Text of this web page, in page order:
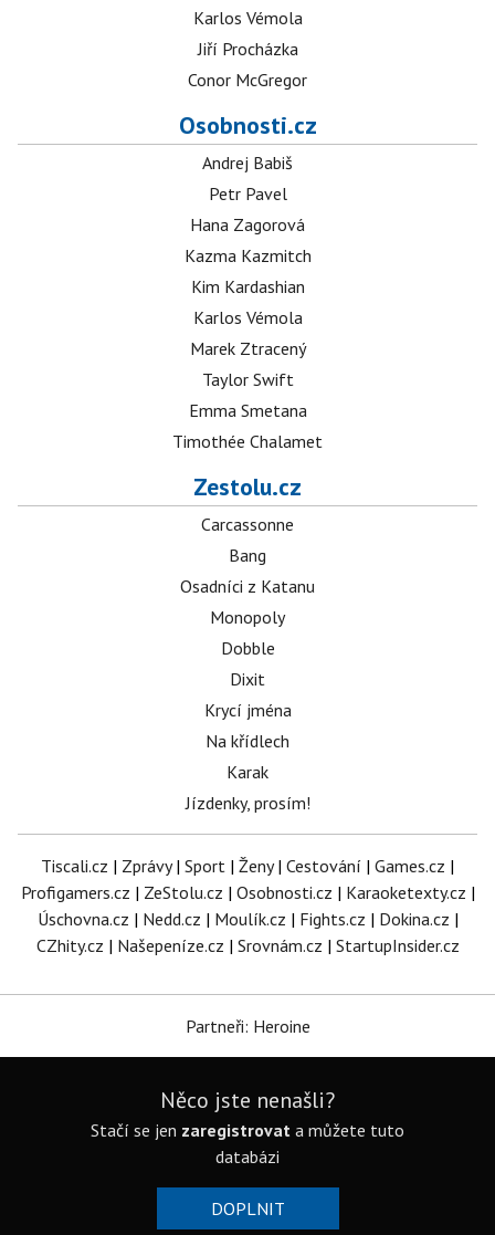
Karlos Vémola
Jiří Procházka
Conor McGregor
Osobnosti.cz
Andrej Babiš
Petr Pavel
Hana Zagorová
Kazma Kazmitch
Kim Kardashian
Karlos Vémola
Marek Ztracený
Taylor Swift
Emma Smetana
Timothée Chalamet
Zestolu.cz
Carcassonne
Bang
Osadníci z Katanu
Monopoly
Dobble
Dixit
Krycí jména
Na křídlech
Karak
Jízdenky, prosím!
Tiscali.cz | Zprávy| Sport | Ženy| Cestování | Games.cz |
Profigamers.cz | ZeStolu.cz | Osobnosti.cz | Karaoketexty.cz |
Úschovna.cz | Nedd.cz | Moulík.cz | Fights.cz | Dokina.cz |
CZhity.cz | Našepeníze.cz | Srovnám.cz | StartupInsider.cz
Partneři: Heroine
Něco jste nenašli?
Stačí se jen zaregistrovat a můžete tuto
databázi
DOPLNIT